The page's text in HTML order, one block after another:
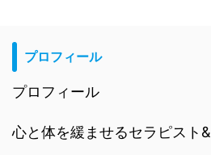
プロフィール
プロフィール
心と体を緩ませるセラピスト